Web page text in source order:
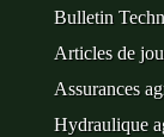
Bulletin
Articles de
Assurances
Hydraulique